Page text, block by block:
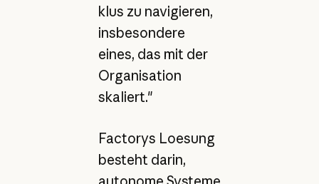
klus zu navigieren,
insbesondere
eines, das mit der
Organisation
skaliert."
Factorys Loesung
besteht darin,